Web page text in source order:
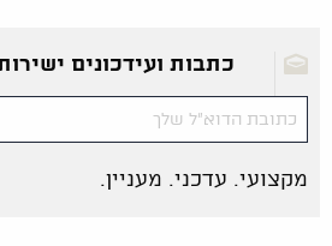
כתבות ועידכונים
מקצועי. עדכני. מעניין.